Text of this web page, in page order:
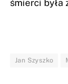
śmierci była
Jan Szyszko